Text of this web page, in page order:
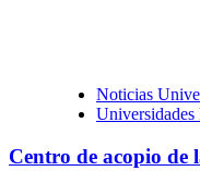
Noticias
Universidades
Centro de acopio de